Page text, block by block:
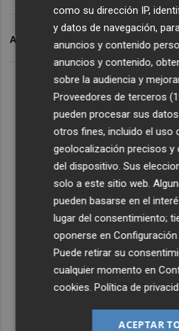
ARCHIVADO EN MUNDIAL 2030
como su dirección IP,
y datos de navegación,
anuncios y contenido
anuncios y contenido,
sobre la audiencia y
Proveedores de terceros
pueden procesar sus
otros fines, incluido el uso
geolocalización precisos y
del dispositivo. Sus
solo a este sitio web.
pueden basarse en el
lugar del consentimiento;
oponerse en
Puede retirar su
cualquier momento en
cookies .Política de
ACEPTAR